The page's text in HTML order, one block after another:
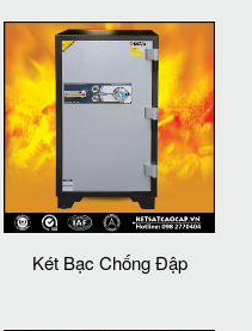
Két Bạc Chống Đập